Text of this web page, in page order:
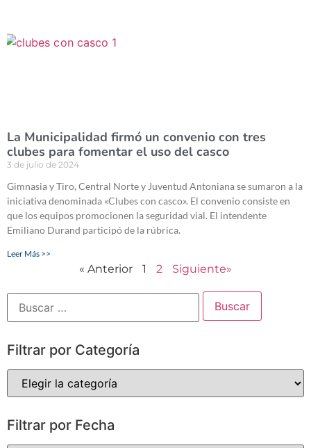
La Municipalidad firmó un convenio con tres
clubes para fomentar el uso del casco
3 de julio de 2024
Gimnasia y Tiro, Central Norte y Juventud Antoniana se sumaron a la
iniciativa denominada «Clubes con casco». El convenio consiste en
que los equipos promocionen la seguridad vial. El intendente
Emiliano Durand participó de la rúbrica.
Leer Más >>
« Anterior 1 2 Siguiente»
Filtrar por Categoría
Filtrar por Fecha